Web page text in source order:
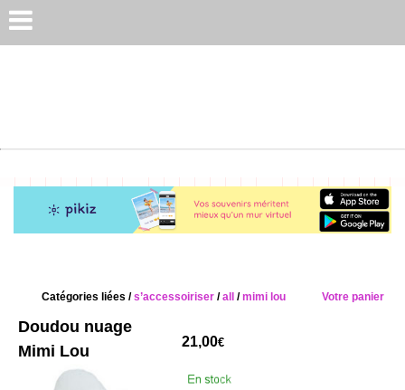
Catégories liées /s’accessoiriser /all /mimi lou Votre panier
Doudou nuage
Mimi Lou
21,00€